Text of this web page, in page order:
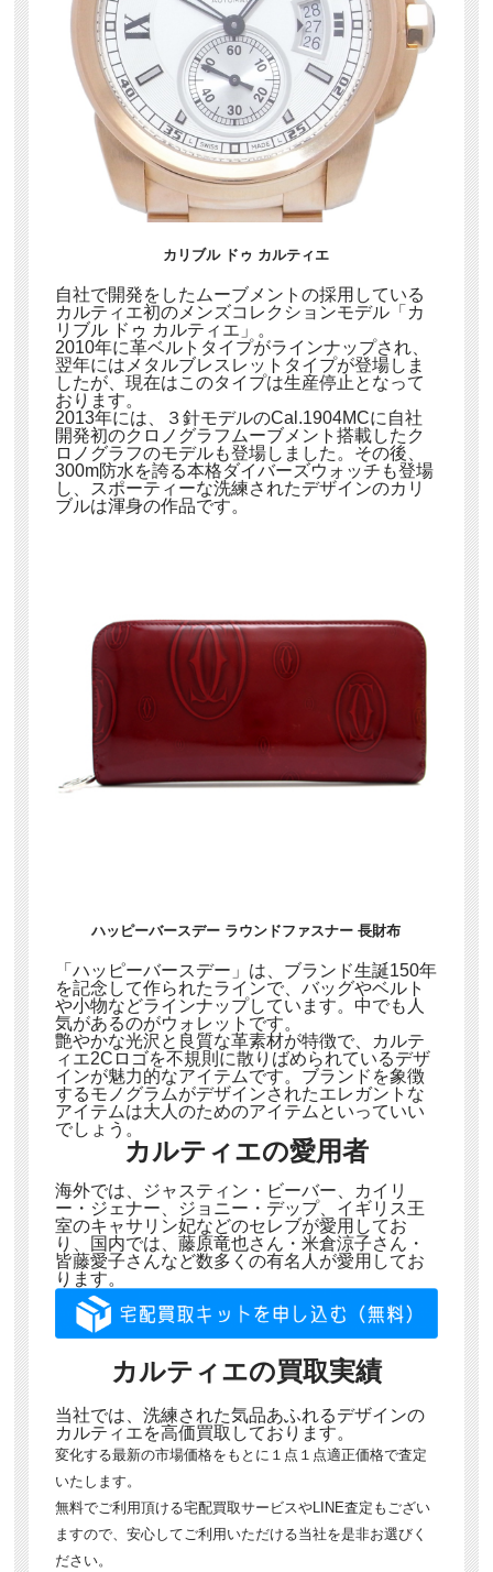
カリブル ドゥ カルティエ
自社で開発をしたムーブメントの採用している
カルティエ初のメンズコレクションモデル「カ
リブル ドゥ カルティエ」。
2010年に革ベルトタイプがラインナップされ、
翌年にはメタルブレスレットタイプが登場しま
したが、現在はこのタイプは生産停止となって
おります。
2013年には、３針モデルのCal.1904MCに自社
開発初のクロノグラフムーブメント搭載したク
ロノグラフのモデルも登場しました。その後、
300m防水を誇る本格ダイバーズウォッチも登場
し、スポーティーな洗練されたデザインのカリ
ブルは渾身の作品です。
ハッピーバースデー ラウンドファスナー 長財布
「ハッピーバースデー」は、ブランド生誕150年
を記念して作られたラインで、バッグやベルト
や小物などラインナップしています。中でも人
気があるのがウォレットです。
艶やかな光沢と良質な革素材が特徴で、カルテ
ィエ2Cロゴを不規則に散りばめられているデザ
インが魅力的なアイテムです。ブランドを象徴
するモノグラムがデザインされたエレガントな
アイテムは大人のためのアイテムといっていい
でしょう。
カルティエの愛用者
海外では、ジャスティン・ビーバー、カイリ
ー・ジェナー、ジョニー・デップ、イギリス王
室のキャサリン妃などのセレブが愛用してお
り、国内では、藤原竜也さん・米倉涼子さん・
皆藤愛子さんなど数多くの有名人が愛用してお
ります。
カルティエの買取実績
当社では、洗練された気品あふれるデザインの
カルティエを高価買取しております。
変化する最新の市場価格をもとに１点１点適正価格で査定
いたします。
無料でご利用頂ける宅配買取サービスやLINE査定もござい
ますので、安心してご利用いただける当社を是非お選びく
ださい。